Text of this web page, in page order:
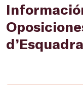
d’Esquadra